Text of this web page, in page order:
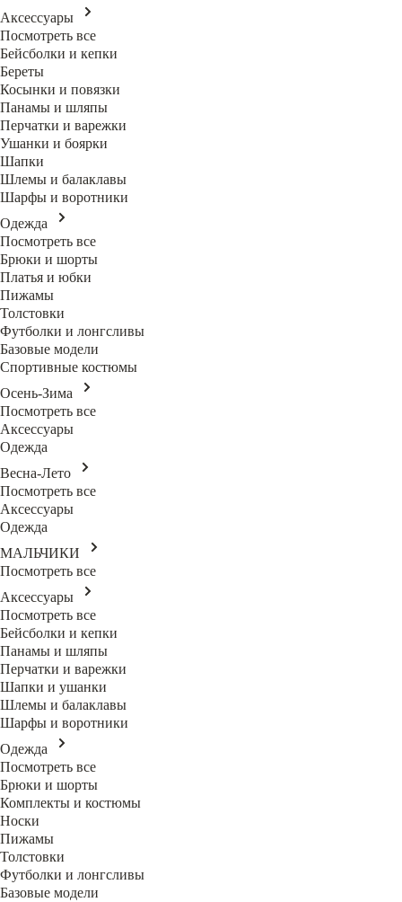
Аксессуары
Посмотреть все
Бейсболки и кепки
Береты
Косынки и повязки
Панамы и шляпы
Перчатки и варежки
Ушанки и боярки
Шапки
Шлемы и балаклавы
Шарфы и воротники
Одежда
Посмотреть все
Брюки и шорты
Платья и юбки
Пижамы
Толстовки
Футболки и лонгсливы
Базовые модели
Спортивные костюмы
Осень-Зима
Посмотреть все
Аксессуары
Одежда
Весна-Лето
Посмотреть все
Аксессуары
Одежда
МАЛЬЧИКИ
Посмотреть все
Аксессуары
Посмотреть все
Бейсболки и кепки
Панамы и шляпы
Перчатки и варежки
Шапки и ушанки
Шлемы и балаклавы
Шарфы и воротники
Одежда
Посмотреть все
Брюки и шорты
Комплекты и костюмы
Носки
Пижамы
Толстовки
Футболки и лонгсливы
Базовые модели